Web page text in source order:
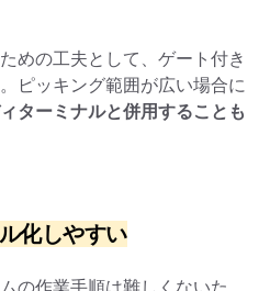
めの工夫として、ゲート付き
ピッキング範囲が広い場合に
ターミナルと併用することも
化しやすい
の作業手順は難しくないた